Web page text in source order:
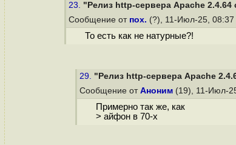
23. "Релиз http-сервера Apache 2.4.64
Сообщение от пох. (?), 11-Июл-25, 08:37
То есть как не натурные?!
29. "Релиз http-сервера Apache
Сообщение от Аноним (19), 11-Июл-
Примерно так же, как
> айфон в 70-х